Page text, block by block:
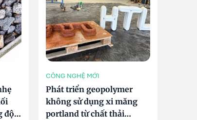
độ
CÔNG NGHỆ MỚI
Phát triển geopolymer
không sử dụng xi măng
portland từ chất thải